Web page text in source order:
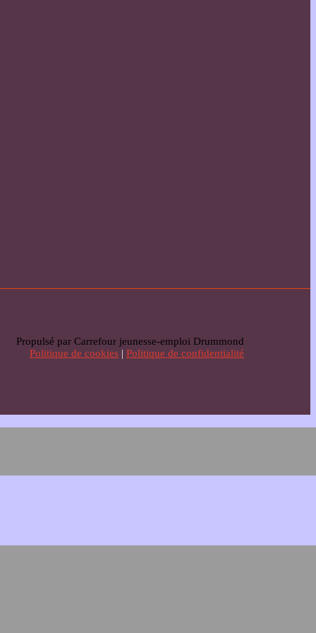
Propulsé par Carrefour jeunesse-emploi Drummond
Politique de cookies | Politique de confidentialité